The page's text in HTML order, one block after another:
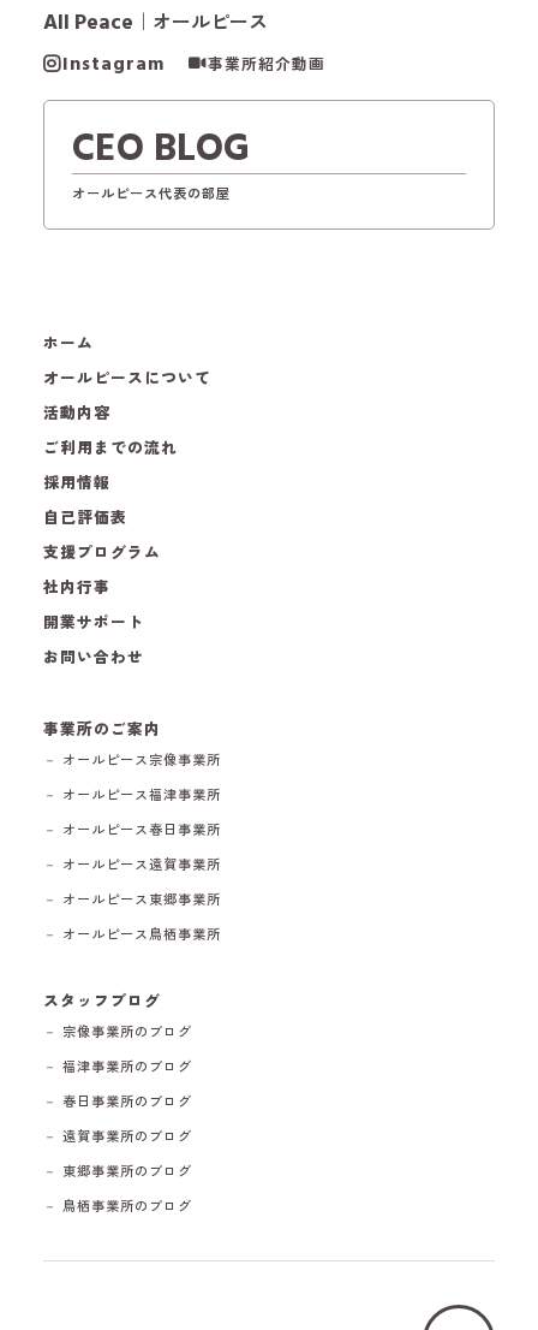
All Peace ｜オールピース
Instagram 事業所紹介動画
CEO BLOG
オールピース代表の部屋
ホーム
オールピースについて
活動内容
ご利用までの流れ
採用情報
自己評価表
支援プログラム
社内行事
開業サポート
お問い合わせ
事業所のご案内
－ オールピース宗像事業所
－ オールピース福津事業所
－ オールピース春日事業所
－ オールピース遠賀事業所
－ オールピース東郷事業所
－ オールピース鳥栖事業所
スタッフブログ
－ 宗像事業所のブログ
－ 福津事業所のブログ
－ 春日事業所のブログ
－ 遠賀事業所のブログ
－ 東郷事業所のブログ
－ 鳥栖事業所のブログ